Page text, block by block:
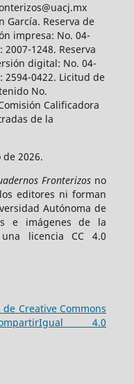
García. Reserva de
impresa: No. 04-
2007-1248. Reserva
digital: No. 04-
2594-0422. Licitud de
No.
Calificadora
de la
2026.
Fronterizosno
editores ni forman
Autónoma de
e imágenes de la
licencia CC 4.0
de Creative Commons
CompartirIgual 4.0